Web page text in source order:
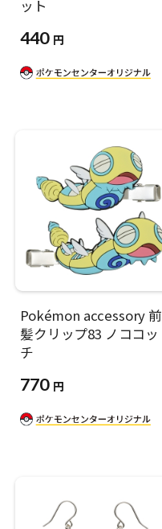
ット
440 円
Pokémon accessory 前
髪クリップ83 ノココッ
チ
770 円